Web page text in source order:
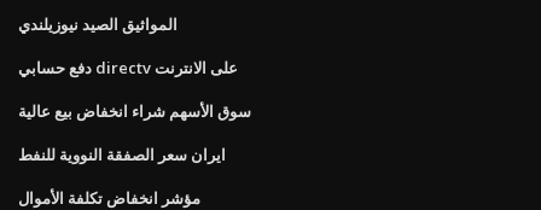
المواثيق الصيد نيوزيلندي
دفع حسابي directv على الانترنت
سوق الأسهم شراء انخفاض بيع عالية
ايران سعر الصفقة النووية للنفط
مؤشر انخفاض تكلفة الأموال